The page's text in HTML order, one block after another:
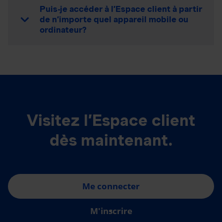
Puis-je accéder à l’Espace client à partir
de n’importe quel appareil mobile ou
ordinateur?
Visitez l’Espace client
dès maintenant.
Me connecter
M'inscrire